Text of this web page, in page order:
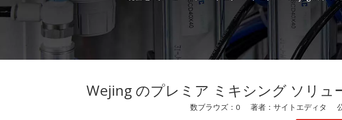
Wejing のプレミア ミキシング ソリュ
数ブラウズ： 0 著者：サイトエディタ